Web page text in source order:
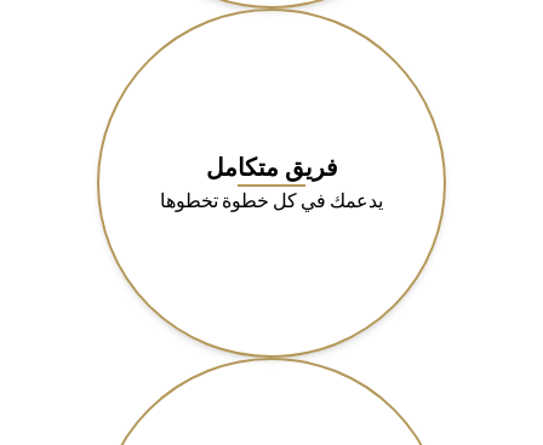
فريق متكامل
يدعمك في كل خطوة تخطوها